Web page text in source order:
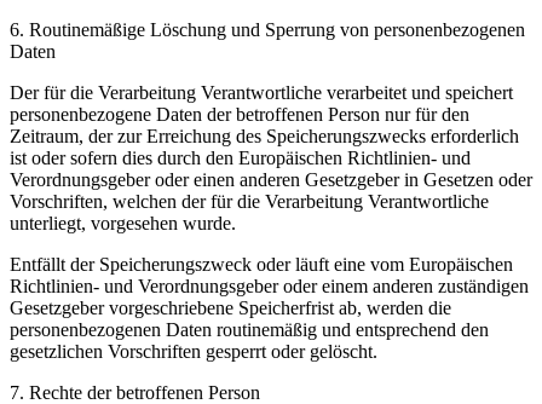
6. Routinemäßige Löschung und Sperrung von personenbezogenen
Daten
Der für die Verarbeitung Verantwortliche verarbeitet und speichert
personenbezogene Daten der betroffenen Person nur für den
Zeitraum, der zur Erreichung des Speicherungszwecks erforderlich
ist oder sofern dies durch den Europäischen Richtlinien- und
Verordnungsgeber oder einen anderen Gesetzgeber in Gesetzen oder
Vorschriften, welchen der für die Verarbeitung Verantwortliche
unterliegt, vorgesehen wurde.
Entfällt der Speicherungszweck oder läuft eine vom Europäischen
Richtlinien- und Verordnungsgeber oder einem anderen zuständigen
Gesetzgeber vorgeschriebene Speicherfrist ab, werden die
personenbezogenen Daten routinemäßig und entsprechend den
gesetzlichen Vorschriften gesperrt oder gelöscht.
7. Rechte der betroffenen Person